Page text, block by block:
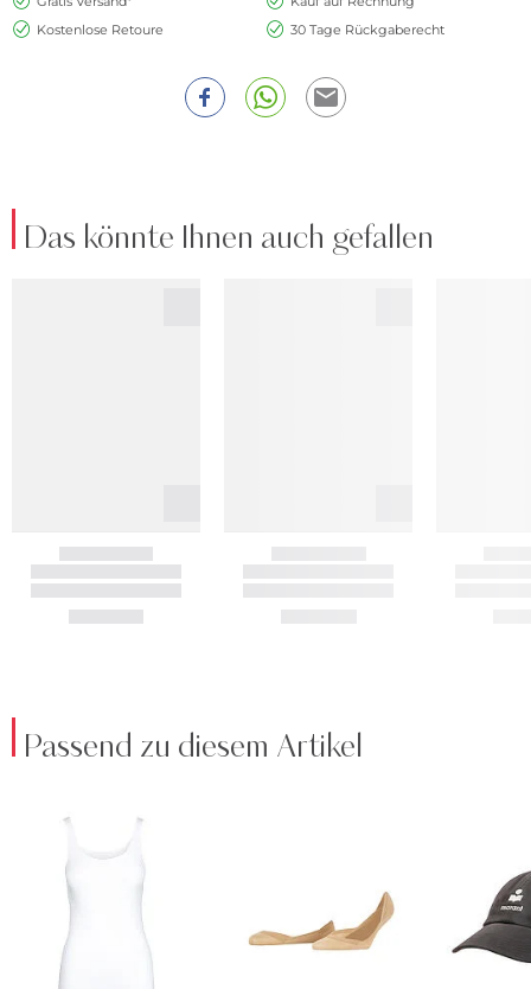
Kostenlose Retoure
30 Tage Rückgaberecht
Das könnte Ihnen auch gefallen
Passend zu diesem Artikel